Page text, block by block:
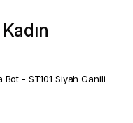
Kadın
Bot - ST101 Siyah Ganili